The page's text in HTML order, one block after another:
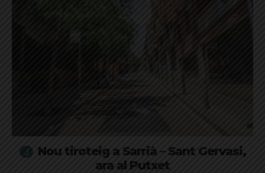
Nou tiroteig a Sarrià – Sant Gervasi,
ara al Putxet